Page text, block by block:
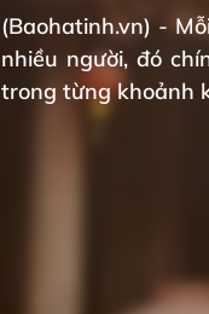
(Baohatinh.vn) -
nhiều người, đó
trong từng khoảnh